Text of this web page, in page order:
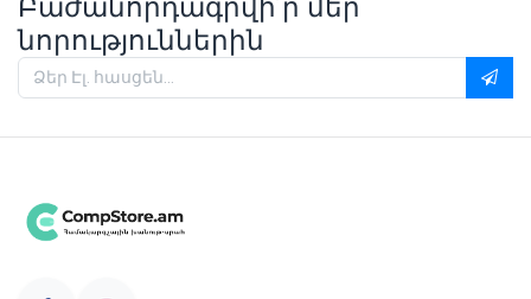
նորություններին